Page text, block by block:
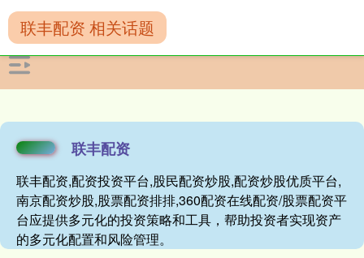
联丰配资
联丰配资,配资投资平台,股民配资炒股,配资炒股优质平台,
南京配资炒股,股票配资排排,360配资在线配资/股票配资平
台应提供多元化的投资策略和工具，帮助投资者实现资产
的多元化配置和风险管理。
联丰配资 相关话题